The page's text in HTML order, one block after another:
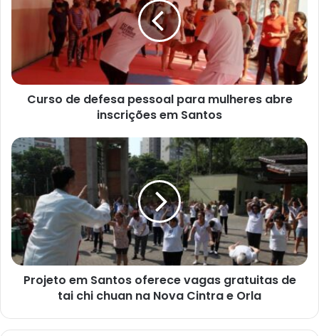
pessoal
mulheres
inscrições
em
Santos
Curso de defesa pessoal para mulheres abre
inscrições em Santos
Projeto
em
Santos
oferece
vagas
gratuitas
de
tai
chi
chuan
Cintra
Projeto em Santos oferece vagas gratuitas de
tai chi chuan na Nova Cintra e Orla